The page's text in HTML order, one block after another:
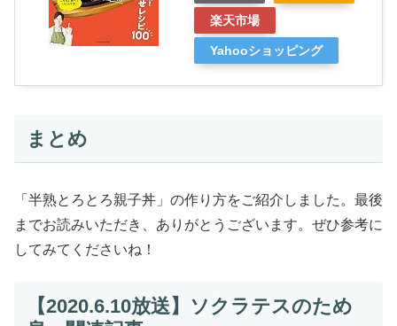
楽天市場
Yahooショッピング
まとめ
「半熟とろとろ親子丼」の作り方をご紹介しました。最後
までお読みいただき、ありがとうございます。ぜひ参考に
してみてくださいね！
【2020.6.10放送】ソクラテスのため